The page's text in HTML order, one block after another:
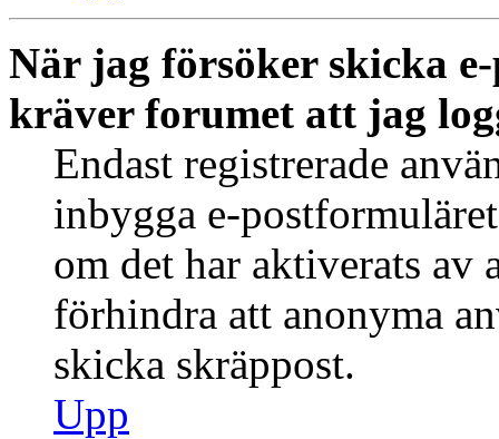
När jag försöker skicka
kräver forumet att jag
Endast registrerade
inbygga e-
om det har aktiverats av
förhindra att anonyma
skicka skräppost.
Upp